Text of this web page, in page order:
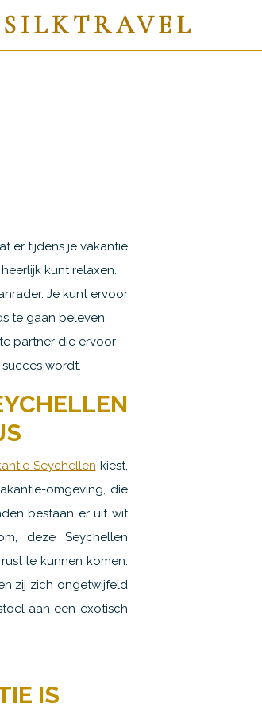
SILKTRAVEL
er tijdens je vakantie
kunt relaxen.
Je kunt ervoor
te gaan beleven.
partner die ervoor
wordt.
Seychellen kiest,
omgeving, die
bestaan er uit wit
deze Seychellen
te kunnen komen.
zij zich ongetwijfeld
aan een exotisch
IS